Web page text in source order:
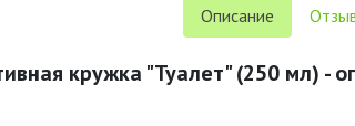
Описание
кружка "Туалет" (250 мл) -